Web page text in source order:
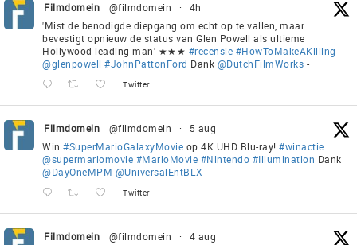
Filmdomein @filmdomein ·
4h
'Mist de benodigde diepgang om echt op te vallen, maar
bevestigt opnieuw de status van Glen Powell als ultieme
Hollywood-leading man' ★★★ #recensie #HowToMakeAKilling
@glenpowell #JohnPattonFord Dank @DutchFilmWorks -
Twitter
Filmdomein @filmdomein ·
5 aug
Win #SuperMarioGalaxyMovie op 4K UHD Blu-ray! #winactie
@supermariomovie #MarioMovie #Nintendo #Illumination Dank
@DayOneMPM @UniversalEntBLX -
Twitter
Filmdomein @filmdomein ·
4 aug